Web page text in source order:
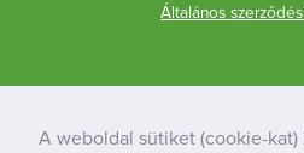
A weboldal sütiket (cookie-kat)
Általános
Vásárlói